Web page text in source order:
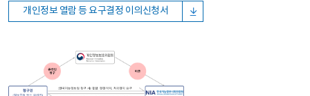
개인정보 열람 등 요구결정 이의신청서